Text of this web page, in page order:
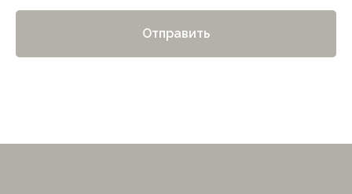
Отправить